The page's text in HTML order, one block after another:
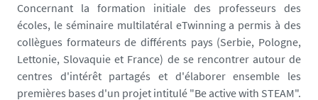
i
n
g
-
v
Concernant la formation initiale des professeurs des
écoles, le séminaire multilatéral eTwinning a permis à des
collègues formateurs de différents pays (Serbie, Pologne,
Lettonie, Slovaquie et France) de se rencontrer autour de
centres d'intérêt partagés et d'élaborer ensemble les
premières bases d'un projet intitulé "Be active with STEAM".